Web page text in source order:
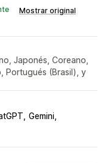
Mostrar original
Japonés, Coreano,
Portugués (Brasil), y
Gemini